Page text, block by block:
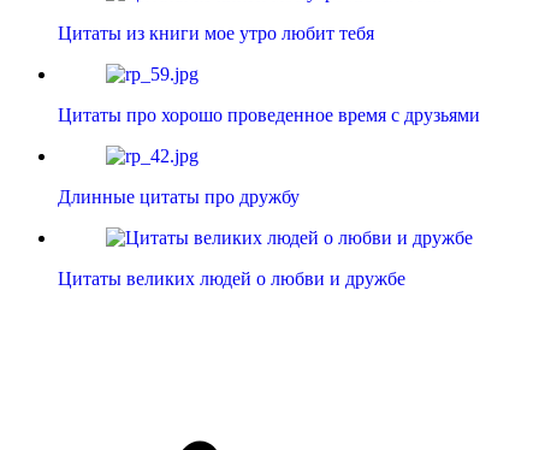
Цитаты из книги мое утро любит тебя
Цитаты про хорошо проведенное время с друзьями
Длинные цитаты про дружбу
Цитаты великих людей о любви и дружбе